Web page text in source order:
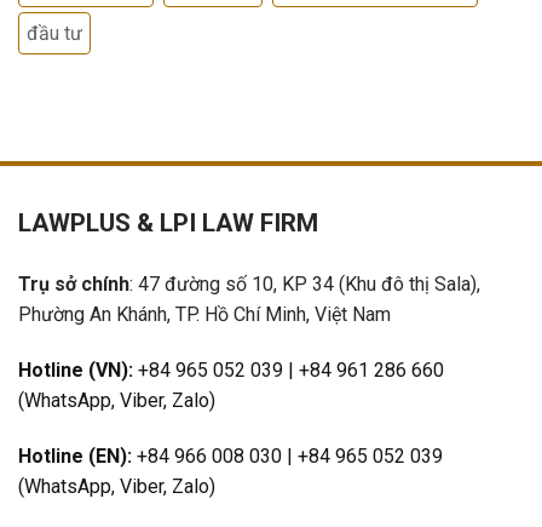
đầu tư
LAWPLUS & LPI LAW FIRM
Trụ sở chính: 47 đường số 10, KP 34 (Khu đô thị Sala),
Phường An Khánh, TP. Hồ Chí Minh, Việt Nam
Hotline (VN): +84 965 052 039 | +84 961 286 660
(WhatsApp, Viber, Zalo)
Hotline (EN): +84 966 008 030 | +84 965 052 039
(WhatsApp, Viber, Zalo)